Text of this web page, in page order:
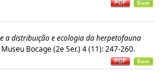
a distribuição e ecologia da herpetofauna
Bocage (2e Ser.) 4 (11): 247-260.